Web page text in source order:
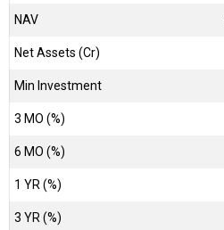
NAV
Net Assets (Cr)
Min Investment
3 MO (%)
6 MO (%)
1 YR (%)
3 YR (%)